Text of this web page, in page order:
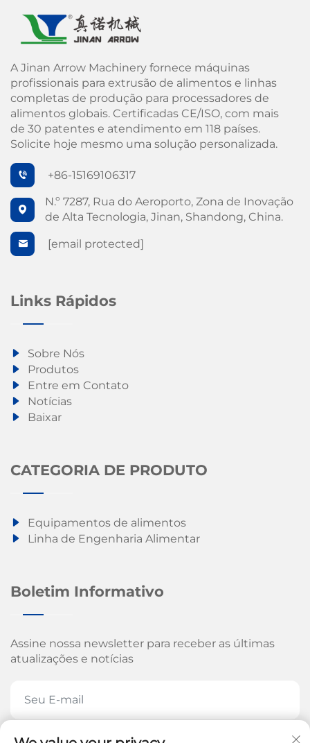
A Jinan Arrow Machinery fornece máquinas
profissionais para extrusão de alimentos e linhas
completas de produção para processadores de
alimentos globais. Certificadas CE/ISO, com mais
de 30 patentes e atendimento em 118 países.
Solicite hoje mesmo uma solução personalizada.
+86-15169106317
N.º 7287, Rua do Aeroporto, Zona de Inovação
de Alta Tecnologia, Jinan, Shandong, China.
[email protected]
Links Rápidos
Sobre Nós
Produtos
Entre em Contato
Notícias
Baixar
CATEGORIA DE PRODUTO
Equipamentos de alimentos
Linha de Engenharia Alimentar
Boletim Informativo
Assine nossa newsletter para receber as últimas
atualizações e notícias